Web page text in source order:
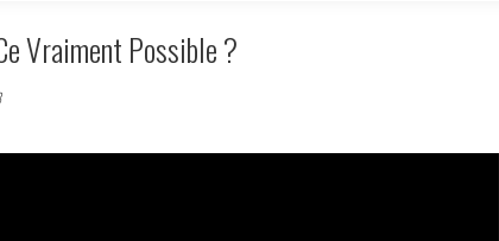
Vraiment Possible ?